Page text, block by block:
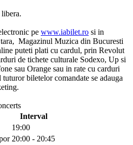
pe www.iabilet.ro si in
Magazinul Muzica din Bucuresti
puteti plati cu cardul, prin Revolut
de tichete culturale Sodexo, Up si
sau Orange sau in rate cu carduri
biletelor comandate se adauga
Interval
19:00
20:00 - 20:45